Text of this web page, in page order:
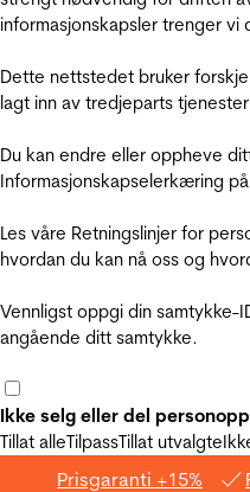
informasjonskapsler trenger vi
Dette nettstedet bruker
lagt inn av tredjeparts
Du kan endre eller oppheve
Informasjonskapselerkæring
Les våre Retningslinjer for
hvordan du kan nå oss og
Vennligst oppgi din samtykke-
angående ditt samtykke.
Ikke selg eller del
Tillat alleTilpassTillat utvalgte
Prisgaranti +15%